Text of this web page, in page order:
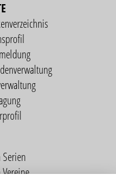
Serien
Vereine